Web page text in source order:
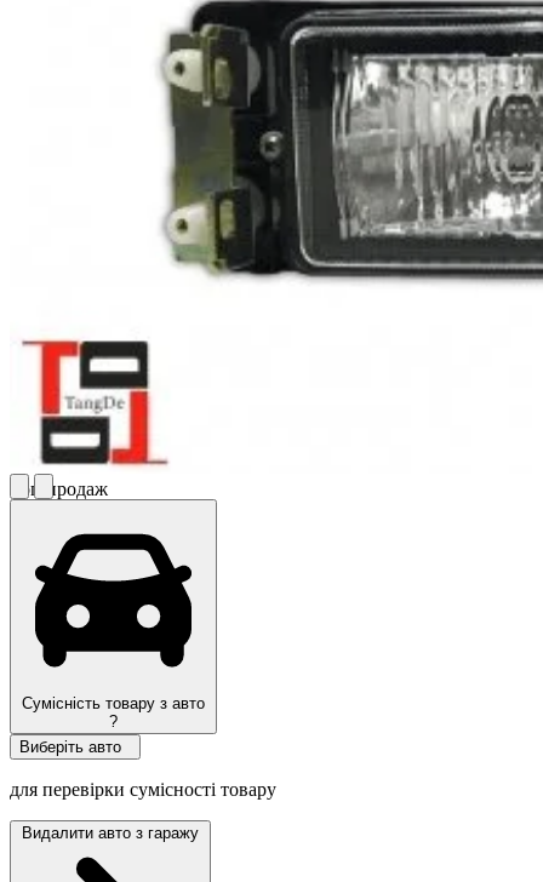
Топ продаж
Сумісність товару з авто
?
Виберіть авто
для перевірки сумісності товару
Видалити авто з гаражу